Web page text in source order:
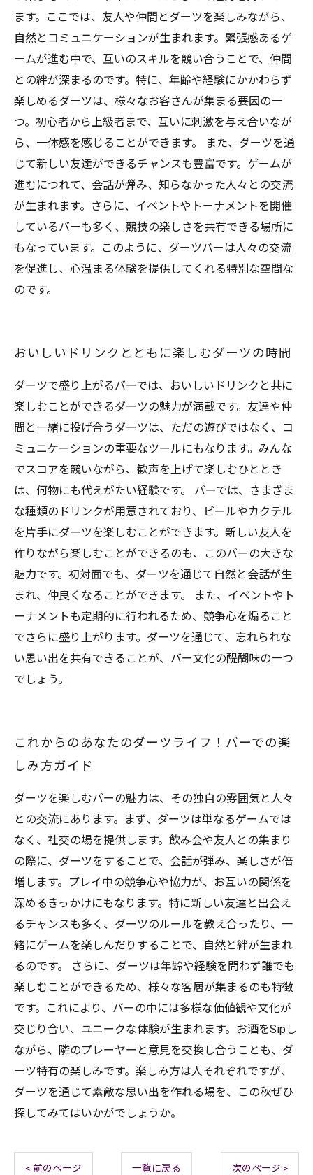
ます。ここでは、友人や仲間とダーツを楽しみながら、
自然とコミュニケーションが生まれます。緊張感あるゲ
ームが進む中で、互いのスキルを競い合うことで、仲間
との絆が深まるのです。特に、年齢や経験にかかわらず
楽しめるダーツは、様々なお客さんが集まる要因の一
つ。初心者から上級者まで、互いに刺激を与え合いなが
ら、一体感を感じることができます。 また、ダーツを通
じて新しい友達ができるチャンスも豊富です。ゲームが
進むにつれて、会話が弾み、知らなかった人々との交流
が生まれます。さらに、イベントやトーナメントを開催
しているバーも多く、競技の楽しさを共有できる場所に
もなっています。このように、ダーツバーは人々の交流
を促進し、心温まる体験を提供してくれる特別な空間な
のです。
おいしいドリンクとともに楽しむダーツの時間
ダーツで盛り上がるバーでは、おいしいドリンクと共に
楽しむことができるダーツの魅力が満載です。友達や仲
間と一緒に投げ合うダーツは、ただの遊びではなく、コ
ミュニケーションの重要なツールにもなります。みんな
でスコアを競いながら、歓声を上げて楽しむひととき
は、何物にも代えがたい経験です。 バーでは、さまざま
な種類のドリンクが用意されており、ビールやカクテル
を片手にダーツを楽しむことができます。新しい友人を
作りながら楽しむことができるのも、このバーの大きな
魅力です。初対面でも、ダーツを通じて自然と会話が生
まれ、仲良くなることができます。 また、イベントやト
ーナメントも定期的に行われるため、競争心を煽ること
でさらに盛り上がります。ダーツを通じて、忘れられな
い思い出を共有できることが、バー文化の醍醐味の一つ
でしょう。
これからのあなたのダーツライフ！バーでの楽
しみ方ガイド
ダーツを楽しむバーの魅力は、その独自の雰囲気と人々
との交流にあります。まず、ダーツは単なるゲームでは
なく、社交の場を提供します。飲み会や友人との集まり
の際に、ダーツをすることで、会話が弾み、楽しさが倍
増します。プレイ中の競争心や協力が、お互いの関係を
深めるきっかけにもなります。特に新しい友達と出会え
るチャンスも多く、ダーツのルールを教え合ったり、一
緒にゲームを楽しんだりすることで、自然と絆が生まれ
るのです。 さらに、ダーツは年齢や経験を問わず誰でも
楽しむことができるため、様々な客層が集まるのも特徴
です。これにより、バーの中には多様な価値観や文化が
交じり合い、ユニークな体験が生まれます。お酒をSipし
ながら、隣のプレーヤーと意見を交換し合うことも、ダ
ーツ特有の楽しみです。楽しみ方は人それぞれですが、
ダーツを通じて素敵な思い出を作れる場を、この秋ぜひ
探してみてはいかがでしょうか。
< 前のページ 一覧に戻る 次のページ >